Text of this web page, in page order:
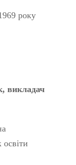
року
викладач